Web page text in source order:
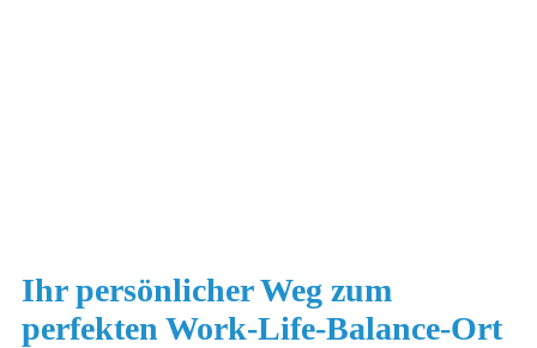
Ihr persönlicher Weg zum
perfekten Work-Life-Balance-Ort